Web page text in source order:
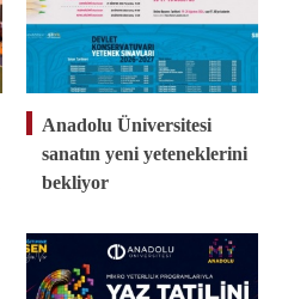
Anadolu Üniversitesi
sanatın yeni yeteneklerini
bekliyor